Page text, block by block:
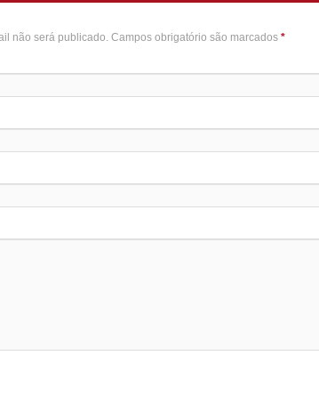
não será publicado. Campos obrigatório são marcados *